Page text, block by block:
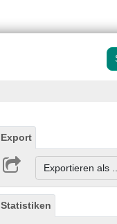
Export
Exportieren
Statistiken